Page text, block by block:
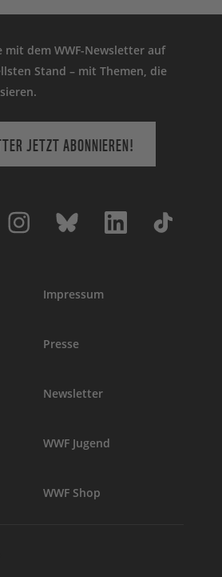
mit dem WWF-Newsletter auf
Stand – mit Themen, die
JETZT ABONNIEREN!
Impressum
Presse
Newsletter
WWF Jugend
WWF Shop